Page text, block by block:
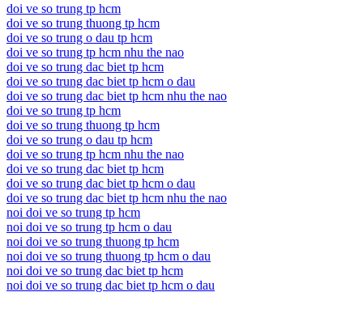
doi ve so trung tp hcm
doi ve so trung thuong tp hcm
doi ve so trung o dau tp hcm
doi ve so trung tp hcm nhu the nao
doi ve so trung dac biet tp hcm
doi ve so trung dac biet tp hcm o dau
doi ve so trung dac biet tp hcm nhu the nao
doi ve so trung tp hcm
doi ve so trung thuong tp hcm
doi ve so trung o dau tp hcm
doi ve so trung tp hcm nhu the nao
doi ve so trung dac biet tp hcm
doi ve so trung dac biet tp hcm o dau
doi ve so trung dac biet tp hcm nhu the nao
noi doi ve so trung tp hcm
noi doi ve so trung tp hcm o dau
noi doi ve so trung thuong tp hcm
noi doi ve so trung thuong tp hcm o dau
noi doi ve so trung dac biet tp hcm
noi doi ve so trung dac biet tp hcm o dau